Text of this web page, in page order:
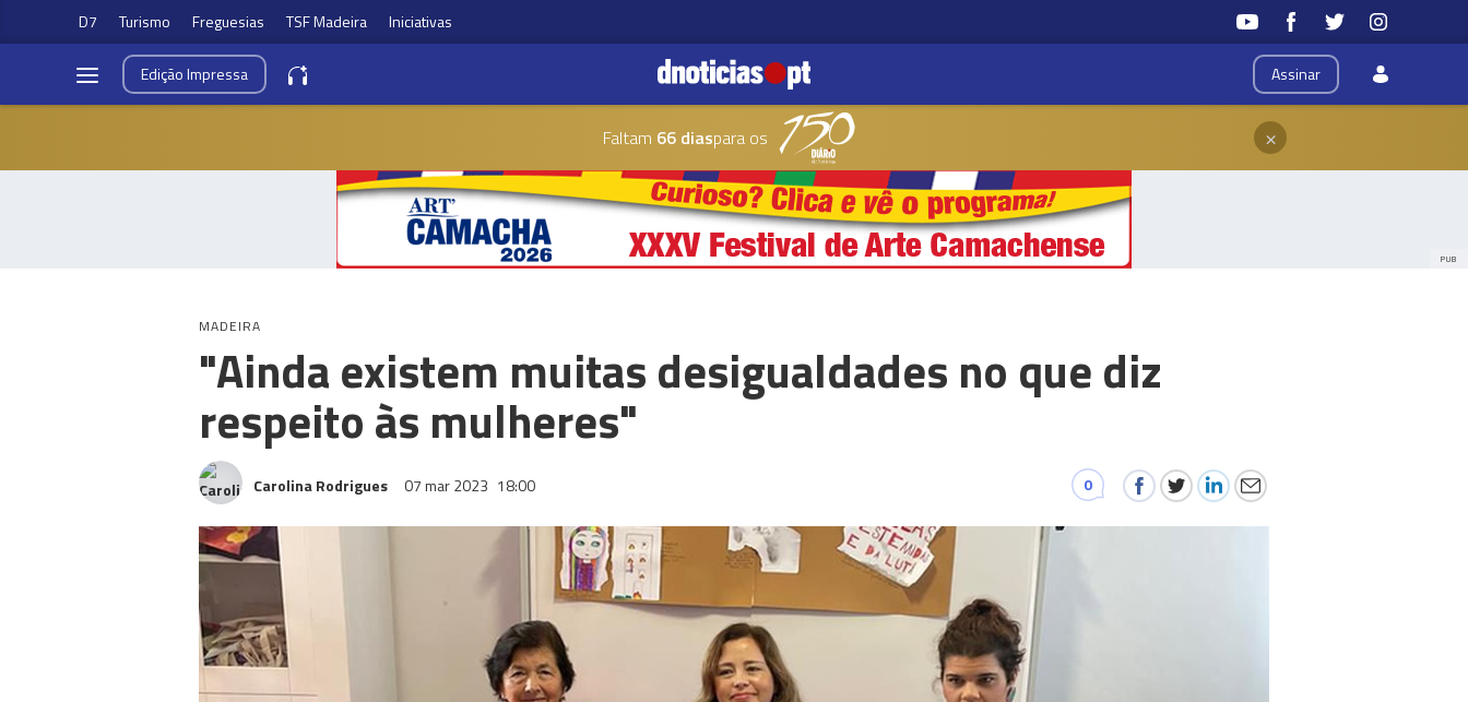
D7 Turismo Freguesias TSF Madeira Iniciativas
Assinar
EdiçãoImpressa
Faltam 66 diaspara os ×
PUB
MADEIRA
"Ainda existem muitas desigualdades no que diz
respeito às mulheres"
Carolina Rodrigues 07 mar 2023 18:00 0